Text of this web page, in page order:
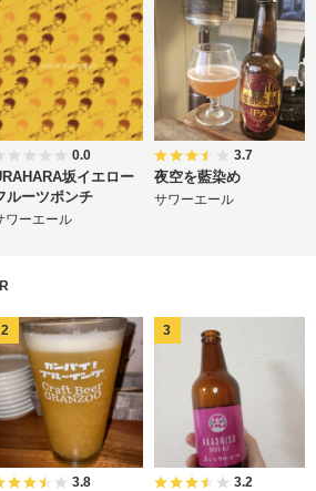
0.0
坂イエロー
ルーツポンチ
ワーエール
3.7
夜空を藍染め
サワーエール
3.8 3.2